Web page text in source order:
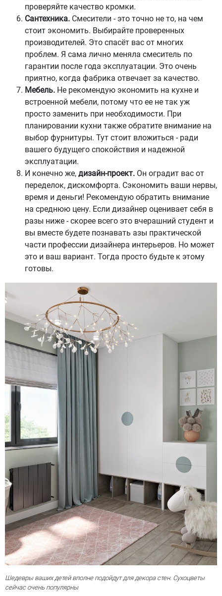
проверяйте качество кромки.
Сантехника. Смесители - это точно не то, на чем
стоит экономить. Выбирайте проверенных
производителей. Это спасёт вас от многих
проблем. Я сама лично меняла смеситель по
гарантии после года эксплуатации. Это очень
приятно, когда фабрика отвечает за качество.
Мебель. Не рекомендую экономить на кухне и
встроенной мебели, потому что ее не так уж
просто заменить при необходимости. При
планировании кухни также обратите внимание на
выбор фурнитуры. Тут стоит вложиться - ради
вашего будущего спокойствия и надежной
эксплуатации.
И конечно же, дизайн-проект. Он оградит вас от
переделок, дискомфорта. Сэкономить ваши нервы,
время и деньги! Рекомендую обратить внимание
на среднюю цену. Если дизайнер оценивает себя в
разы ниже - скорее всего это вчерашний студент и
вы вместе будете познавать азы практической
части профессии дизайнера интерьеров. Но может
это и ваш вариант. Тогда просто будьте к этому
готовы.
Шедевры ваших детей вполне подойдут для декора стен. Сухоцветы
сейчас очень популярны